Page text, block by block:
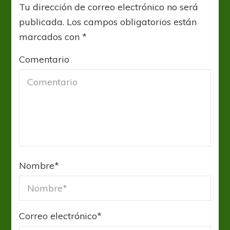
Tu dirección de correo electrónico no será
publicada. Los campos obligatorios están
marcados con*
Comentario
Nombre*
Correo electrónico*